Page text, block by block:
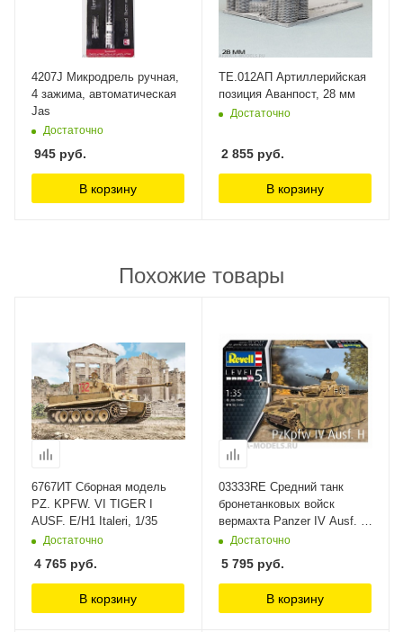
4207J Микродрель ручная,
4 зажима, автоматическая
Jas
Достаточно
945 руб.
В корзину
TE.012АП Артиллерийская
позиция Аванпост, 28 мм
Достаточно
2 855 руб.
В корзину
Похожие товары
6767ИТ Сборная модель
PZ. KPFW. VI TIGER I
AUSF. E/H1 Italeri, 1/35
Достаточно
4 765 руб.
В корзину
03333RE Средний танк
бронетанковых войск
вермахта Panzer IV Ausf. H
Revell, 1/35
Достаточно
5 795 руб.
В корзину